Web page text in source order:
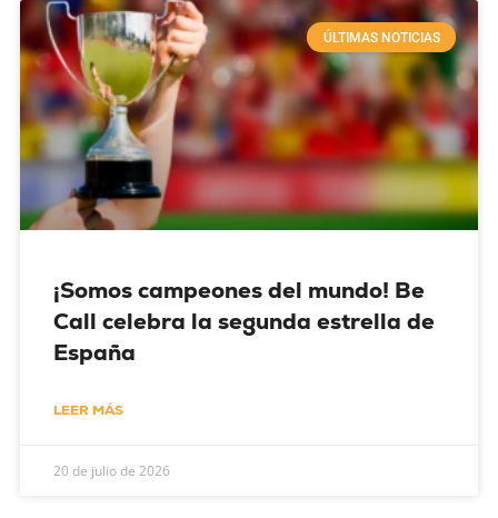
ÚLTIMAS NOTICIAS
¡Somos campeones del mundo! Be
Call celebra la segunda estrella de
España
LEER MÁS
20 de julio de 2026